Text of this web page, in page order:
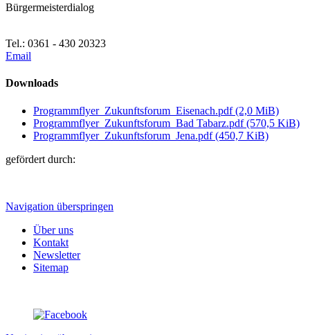
Bürgermeisterdialog
Tel.: 0361 - 430 20323
Email
Downloads
Programmflyer_Zukunftsforum_Eisenach.pdf(2,0 MiB)
Programmflyer_Zukunftsforum_Bad Tabarz.pdf(570,5 KiB)
Programmflyer_Zukunftsforum_Jena.pdf(450,7 KiB)
gefördert durch:
Navigation überspringen
Über uns
Kontakt
Newsletter
Sitemap